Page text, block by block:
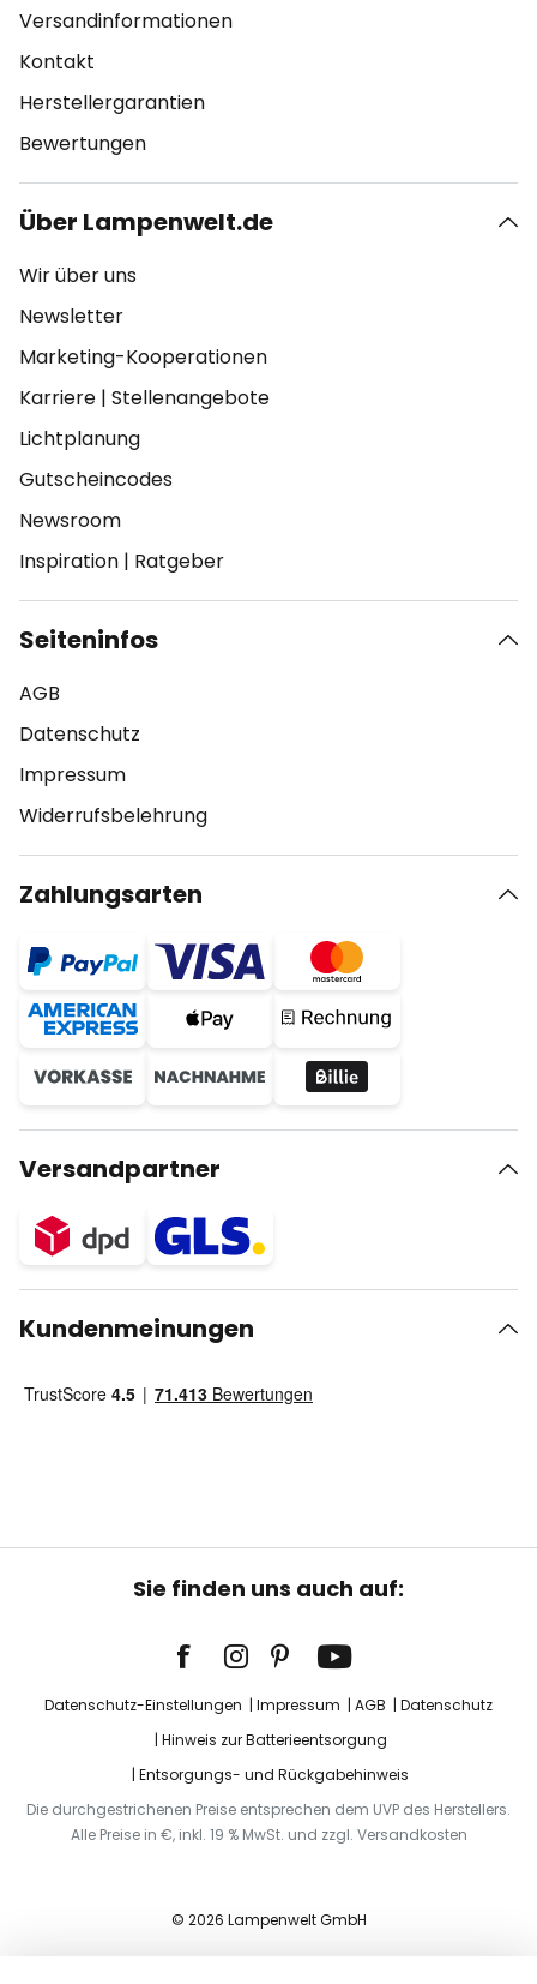
Versandinformationen
Kontakt
Herstellergarantien
Bewertungen
Über Lampenwelt.de
Wir über uns
Newsletter
Marketing-Kooperationen
Karriere | Stellenangebote
Lichtplanung
Gutscheincodes
Newsroom
Inspiration | Ratgeber
Seiteninfos
AGB
Datenschutz
Impressum
Widerrufsbelehrung
Zahlungsarten
Versandpartner
Kundenmeinungen
Sie finden uns auch auf:
Datenschutz-Einstellungen Impressum AGB
Datenschutz
Hinweis zur Batterieentsorgung
Entsorgungs- und Rückgabehinweis
Die durchgestrichenen Preise entsprechen dem UVP des Herstellers.
Alle Preise in €, inkl. 19 % MwSt. und zzgl. Versandkosten
© 2026 Lampenwelt GmbH